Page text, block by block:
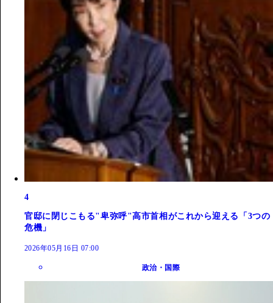
4
官邸に閉じこもる"卑弥呼"高市首相がこれから迎える「3つの
危機」
2026年05月16日 07:00
政治・国際